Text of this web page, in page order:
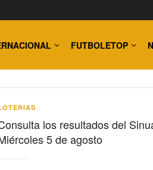
FUTBOLETOP
los resultados del
5 de agosto